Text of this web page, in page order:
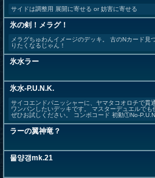
サイドは調整用 展開に寄せる or 妨害に寄せる
氷の剣！メラグ！
メラグちゅわんイメージのデッキ。 古のNカード
りたくなるじゃん！
氷水ラー
氷水-P.U.N.K.
サイコエンドパニッシャーに、ヤマタコオロチで貫
ワンパンしたいデッキです。 マスターデュエルでも
ぜひお試しください。 コンボコード 初動①No-
ラーの翼神竜？
물양갱mk.21